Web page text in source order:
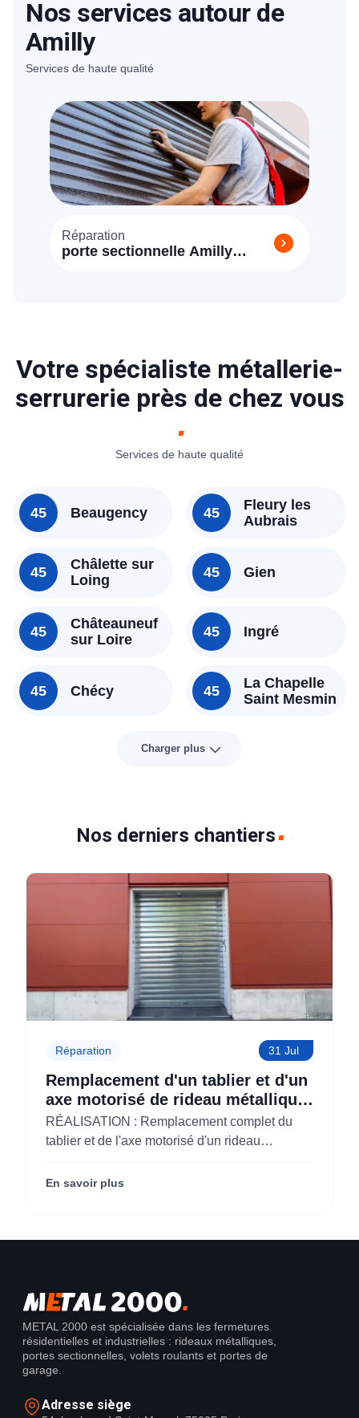
Nos services autour de
Amilly
Services de haute qualité
Réparation
porte sectionnelle Amilly
Votre spécialiste métallerie-
serrurerie près de chez vous
Services de haute qualité
45 Beaugency
45
Châlette sur
Loing
45
Châteauneuf
sur Loire
45 Chécy
45
Fleury les
Aubrais
45 Gien
45 Ingré
45
La Chapelle
Saint Mesmin
Charger plus
Nos derniers chantiers
Réparation 31 Jul
Remplacement d'un tablier et d'un
axe motorisé de rideau métallique
pour M'CHADAL (Optical Center)
(95)
RÉALISATION : Remplacement complet du
tablier et de l'axe motorisé d'un rideau
Center) (95290).
En savoir plus
METAL 2000 est spécialisée dans les fermetures
résidentielles et industrielles : rideaux métalliques,
portes sectionnelles, volets roulants et portes de
garage.
Adresse siège